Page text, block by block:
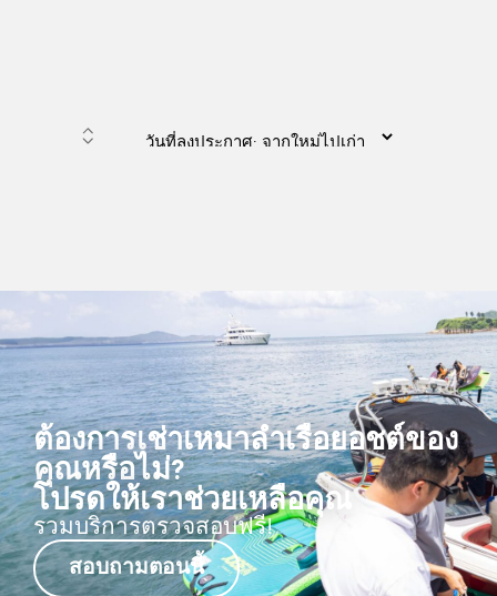
ต้องการเช่าเหมาลำเรือยอชต์ของ
คุณหรือไม่?
โปรดให้เราช่วยเหลือคุณ
รวมบริการตรวจสอบฟรี!
สอบถามตอนนี้